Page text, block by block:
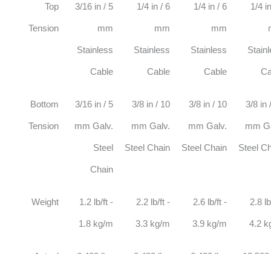
Top
Tension
3/16 in / 5
mm
Stainless
Cable
1/4 in / 6
mm
Stainless
Cable
1/4 in / 6
mm
Stainless
Cable
1/4
Bottom
Tension
3/16 in / 5
mm Galv.
Steel
Chain
3/8 in / 10
mm Galv.
Steel Chain
3/8 in / 10
mm Galv.
Steel Chain
3/8 in
mm
Steel
Weight 1.2 lb/ft -
1.8 kg/m
2.2 lb/ft -
3.3 kg/m
2.6 lb/ft -
3.9 kg/m
2.8
4.2